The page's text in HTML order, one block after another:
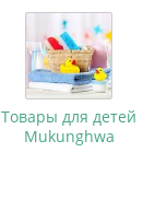
Товары для детей
Mukunghwa